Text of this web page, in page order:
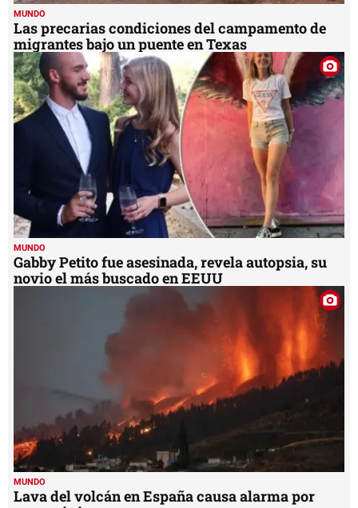
MUNDO
Las precarias condiciones del campamento de
migrantes bajo un puente en Texas
MUNDO
Gabby Petito fue asesinada, revela autopsia, su
novio el más buscado en EEUU
MUNDO
Lava del volcán en España causa alarma por